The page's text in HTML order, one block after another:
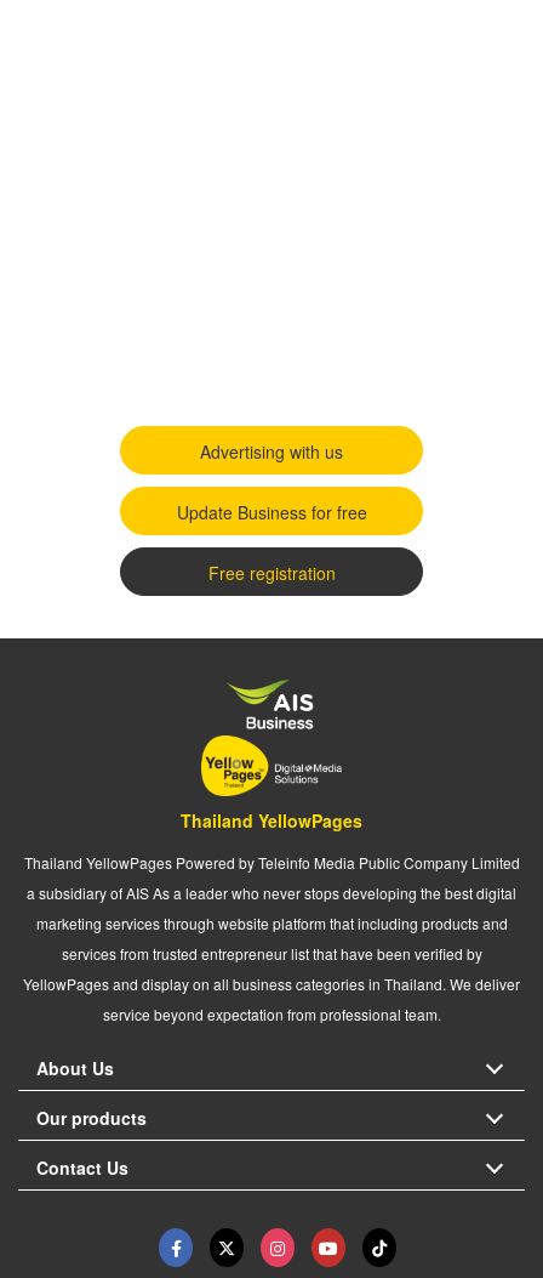
Advertising with us
Update Business for free
Free registration
Thailand YellowPages
Thailand YellowPages Powered by Teleinfo Media Public Company Limited
a subsidiary of AIS As a leader who never stops developing the best digital
marketing services through website platform that including products and
services from trusted entrepreneur list that have been verified by
YellowPages and display on all business categories in Thailand. We deliver
service beyond expectation from professional team.
About Us
Our products
Contact Us